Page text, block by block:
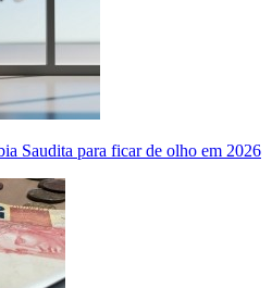
Saudita para ficar de olho em 2026